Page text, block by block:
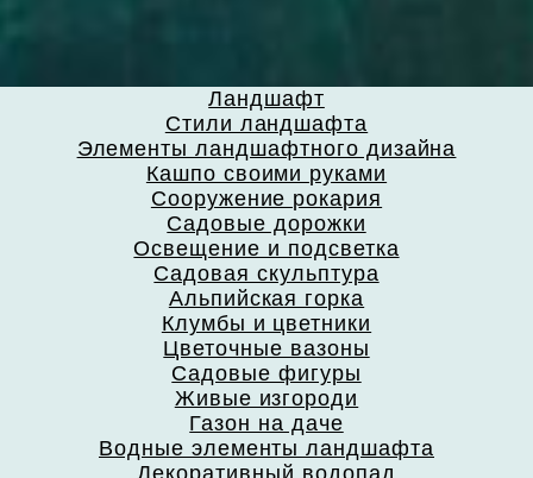
Ландшафт
Стили ландшафта
Элементы ландшафтного дизайна
Кашпо своими руками
Сооружение рокария
Садовые дорожки
Освещение и подсветка
Садовая скульптура
Альпийская горка
Клумбы и цветники
Цветочные вазоны
Садовые фигуры
Живые изгороди
Газон на даче
Водные элементы ландшафта
Декоративный водопад